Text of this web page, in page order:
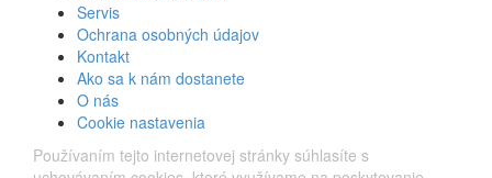
Servis
Ochrana osobných údajov
Kontakt
Ako sa k nám dostanete
O nás
Cookie nastavenia
Používaním tejto internetovej stránky súhlasíte s